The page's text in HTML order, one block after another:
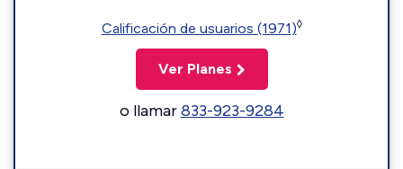
Calificación de usuarios (1971)◊
Ver Planes
o llamar833-923-9284